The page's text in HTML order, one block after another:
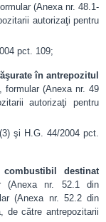
(Anexa nr. 48.1-
autorizaţi pentru
pct. 109;
în antrepozitul
, formular (Anexa nr. 49
autorizaţi pentru
şi H.G. 44/2004 pct.
destinat
(Anexa nr. 52.1 din
(Anexa nr. 52.2 din
de către antrepozitarii